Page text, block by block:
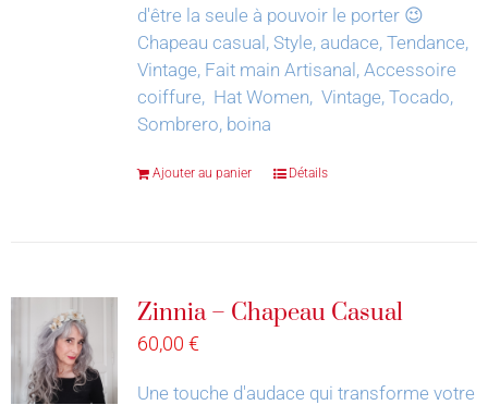
d'être la seule à pouvoir le porter 😉
Chapeau casual, Style, audace, Tendance,
Vintage, Fait main Artisanal, Accessoire
coiffure, Hat Women, Vintage, Tocado,
Sombrero, boina
Ajouter au panier Détails
Zinnia – Chapeau Casual
60,00 €
Une touche d'audace qui transforme votre